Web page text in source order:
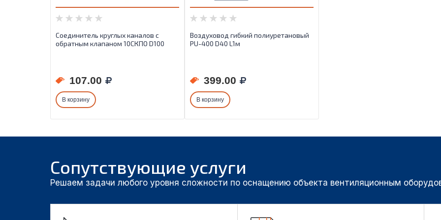
Соединитель круглых каналов с
обратным клапаном 10СКПО D100
107.00
В корзину
Воздуховод гибкий полиуретановый
PU-400 D40 L1м
399.00
В корзину
Сопутствующие услуги
Решаем задачи любого уровня сложности по оснащению объекта вентиляционным